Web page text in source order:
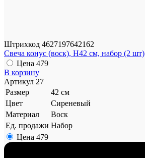
Штрихкод 4627197642162
Свеча конус (воск), H42 см, набор (2 шт)
Цена 479
В корзину
Артикул 27
Размер
42 см
Цвет
Сиреневый
Материал
Воск
Ед. продажи Набор
Цена 479